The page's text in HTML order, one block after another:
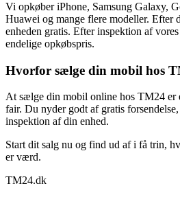
Vi opkøber iPhone, Samsung Galaxy,
Huawei og mange flere modeller. Efter
enheden gratis. Efter inspektion af
endelige opkøbspris.
Hvorfor sælge din mobil hos
At sælge din mobil online hos TM24 er
fair. Du nyder godt af gratis
inspektion af din enhed.
Start dit salg nu og find ud af i få trin,
er værd.
TM24.dk